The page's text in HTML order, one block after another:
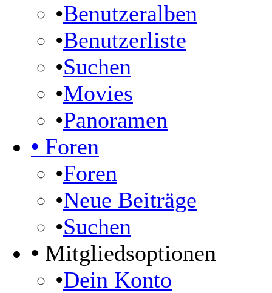
•Benutzeralben
•Benutzerliste
•Suchen
•Movies
•Panoramen
• Foren
•Foren
•Neue Beiträge
•Suchen
• Mitgliedsoptionen
•Dein Konto